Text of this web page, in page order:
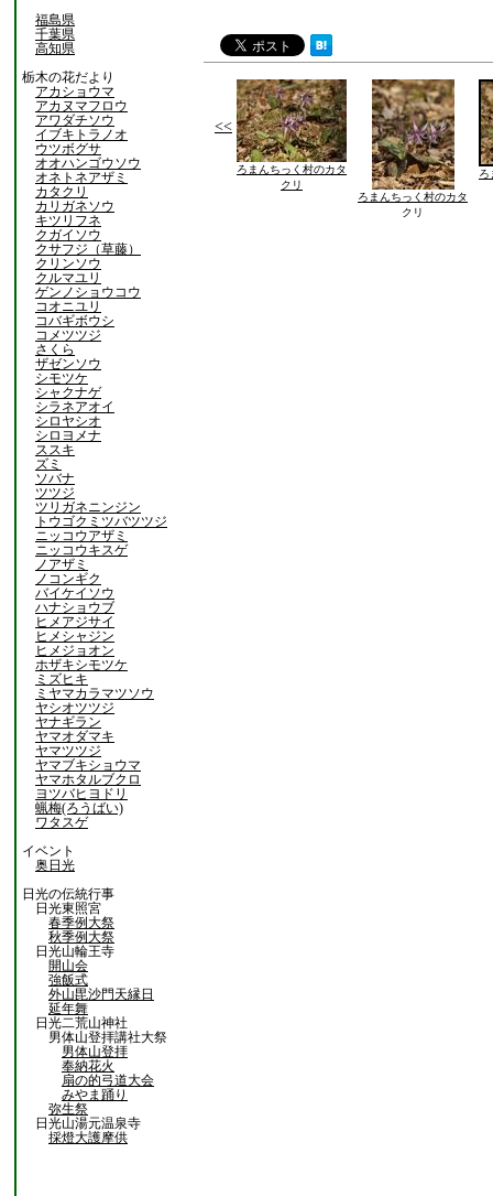
福島県
千葉県
高知県
栃木の花だより
アカショウマ
アカヌマフロウ
アワダチソウ
イブキトラノオ
ウツボグサ
オオハンゴウソウ
オネトネアザミ
カタクリ
カリガネソウ
キツリフネ
クガイソウ
クサフジ（草藤）
クリンソウ
クルマユリ
ゲンノショウコウ
コオニユリ
コバギボウシ
コメツツジ
さくら
ザゼンソウ
シモツケ
シャクナゲ
シラネアオイ
シロヤシオ
シロヨメナ
ススキ
ズミ
ソバナ
ツツジ
ツリガネニンジン
トウゴクミツバツツジ
ニッコウアザミ
ニッコウキスゲ
ノアザミ
ノコンギク
バイケイソウ
ハナショウブ
ヒメアジサイ
ヒメシャジン
ヒメジョオン
ホザキシモツケ
ミズヒキ
ミヤマカラマツソウ
ヤシオツツジ
ヤナギラン
ヤマオダマキ
ヤマツツジ
ヤマブキショウマ
ヤマホタルブクロ
ヨツバヒヨドリ
蝋梅(ろうばい)
ワタスゲ
イベント
奥日光
日光の伝統行事
日光東照宮
春季例大祭
秋季例大祭
日光山輪王寺
開山会
強飯式
外山毘沙門天縁日
延年舞
日光二荒山神社
男体山登拝講社大祭
男体山登拝
奉納花火
扇の的弓道大会
みやま踊り
弥生祭
日光山湯元温泉寺
採燈大護摩供
<<
ろまんちっく村のカタ
クリ
ろまんちっく村のカタ
クリ
ろ